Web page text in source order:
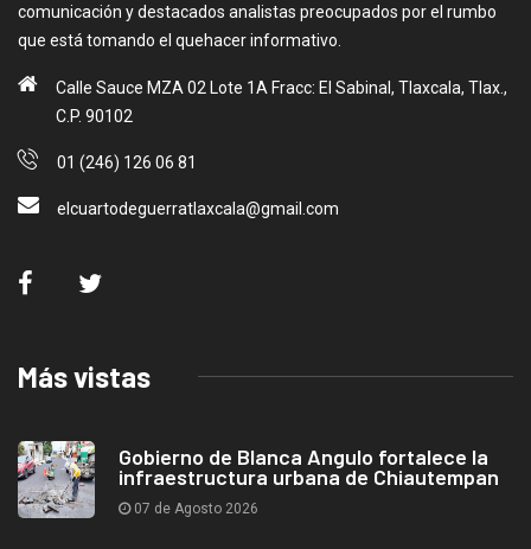
comunicación y destacados analistas preocupados por el rumbo
que está tomando el quehacer informativo.
Calle Sauce MZA 02 Lote 1A Fracc: El Sabinal, Tlaxcala, Tlax.,
C.P. 90102
01 (246) 126 06 81
elcuartodeguerratlaxcala@gmail.com
Más vistas
Gobierno de Blanca Angulo fortalece la
infraestructura urbana de Chiautempan
07 de Agosto 2026